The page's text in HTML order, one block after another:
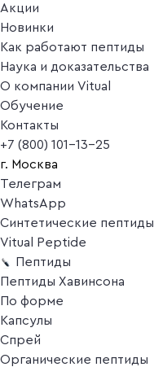
Акции
Новинки
Как работают пептиды
Наука и доказательства
О компании Vitual
Обучение
Контакты
+7 (800) 101-13-25
г. Москва
Телеграм
WhatsApp
Синтетические пептиды
Vitual Peptide
Пептиды
Пептиды Хавинсона
По форме
Капсулы
Спрей
Органические пептиды